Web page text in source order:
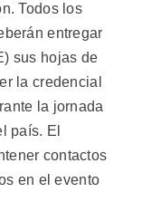
Todos los
entregar
sus hojas de
la credencial
la jornada
país. El
contactos
en el evento